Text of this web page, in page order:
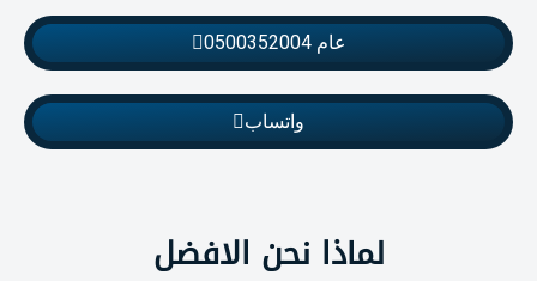
عام 0500352004
واتساب
لماذا نحن الافضل